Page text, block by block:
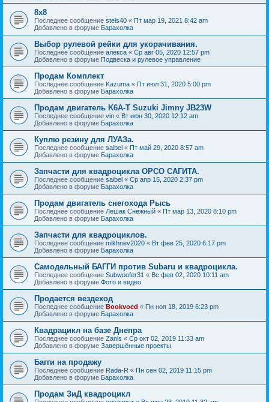
8х8
Последнее сообщение stels40 « Пт мар 19, 2021 8:42 am
Добавлено в форуме Барахолка
Выбор рулевой рейки для укорачивания.
Последнее сообщение алекса « Ср авг 05, 2020 12:57 pm
Добавлено в форуме Подвеска и рулевое управление
Продам Комплект
Последнее сообщение Kazuma « Пт июл 31, 2020 5:00 pm
Добавлено в форуме Барахолка
Продам двигатель K6A-T Suzuki Jimny JB23W
Последнее сообщение vin « Вт июн 30, 2020 12:12 am
Добавлено в форуме Барахолка
Куплю резину для ЛУАЗа.
Последнее сообщение saibel « Пт май 29, 2020 8:57 am
Добавлено в форуме Барахолка
Запчасти для квадроцикла ОРСО САГИТА.
Последнее сообщение saibel « Ср апр 15, 2020 2:37 pm
Добавлено в форуме Барахолка
Продам двигатель снегохода Рысь
Последнее сообщение Лешак Снежный « Пт мар 13, 2020 8:10 pm
Добавлено в форуме Барахолка
Запчасти для квадроциклов.
Последнее сообщение mikhnev2020 « Вт фев 25, 2020 6:17 pm
Добавлено в форуме Барахолка
Самодельный БАГГИ против Subaru и квадроцикла.
Последнее сообщение Subwoofer31 « Вс фев 02, 2020 10:11 am
Добавлено в форуме Фото и видео
Продается вездеход
Последнее сообщение Bookvoed « Пн ноя 18, 2019 6:23 pm
Добавлено в форуме Барахолка
Квадрацикл на базе Днепра
Последнее сообщение Zanis « Ср окт 02, 2019 11:33 am
Добавлено в форуме Завершённые проекты
Багги на продажу
Последнее сообщение Rada-R « Пн сен 02, 2019 11:15 pm
Добавлено в форуме Барахолка
Продам ЗиД квадроцикл